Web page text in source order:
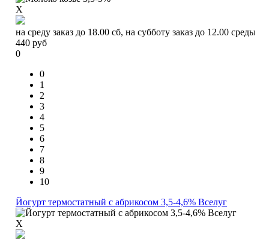
X
на среду заказ до 18.00 сб, на субботу заказ до 12.00 среды
440 руб
0
0
1
2
3
4
5
6
7
8
9
10
Йогурт термостатный с абрикосом 3,5-4,6% Вселуг
X